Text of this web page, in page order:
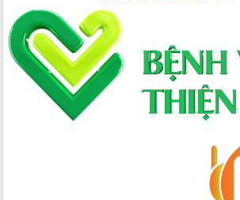
Hội nghị lần thứ tư Ban Chỉ đạo công
tác bầu cử tỉnh Đắk Lắk
Hội nghị Báo cáo viên Trung ương
tháng 01/2026
Phó Thủ tướng Hồ Quốc Dũng đánh giá
cao kết quả Chiến dịch Quang Trung
tại Đắk Lắk